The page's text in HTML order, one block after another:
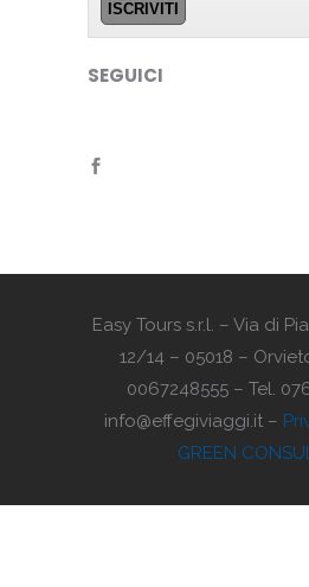
SEGUICI
Easy Tours s.r.l. – Via di
12/14 – 05018 –
0067248555 – Tel.
info@effegiviaggi.it –
GREEN